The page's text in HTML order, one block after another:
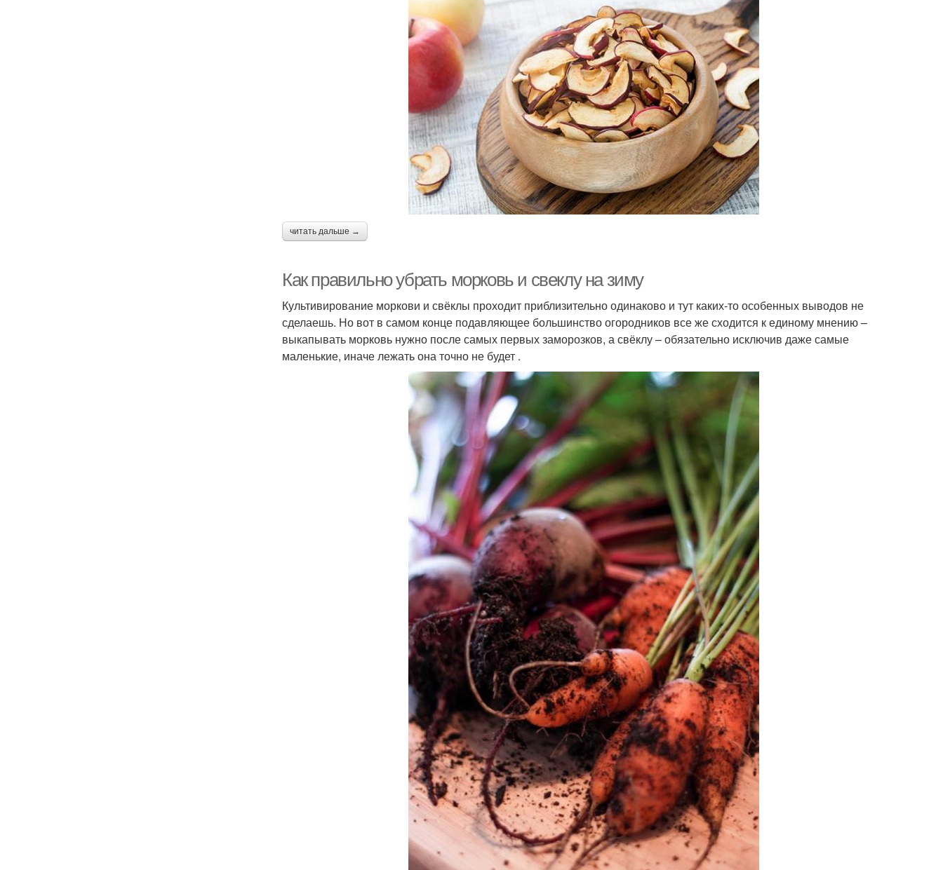
читать дальше →
Как правильно убрать морковь и свеклу на зиму
Культивирование моркови и свёклы проходит приблизительно одинаково и тут каких-то особенных выводов не
сделаешь. Но вот в самом конце подавляющее большинство огородников все же сходится к единому мнению –
выкапывать морковь нужно после самых первых заморозков, а свёклу – обязательно исключив даже самые
маленькие, иначе лежать она точно не будет .